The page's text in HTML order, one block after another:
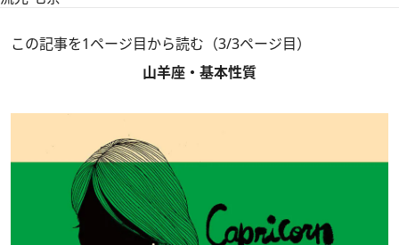
この記事を1ページ目から読む（3/3ページ目）
山羊座・基本性質